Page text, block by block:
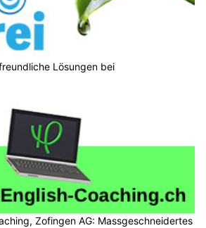
Lösungen bei
Zofingen AG: Massgeschneidertes